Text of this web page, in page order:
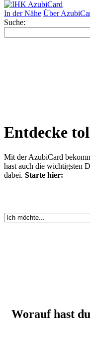
In der Nähe Über
Suche:
Entdecke
Mit der AzubiCard
hast auch die wichtigsten
dabei. Starte hier:
Worauf hast